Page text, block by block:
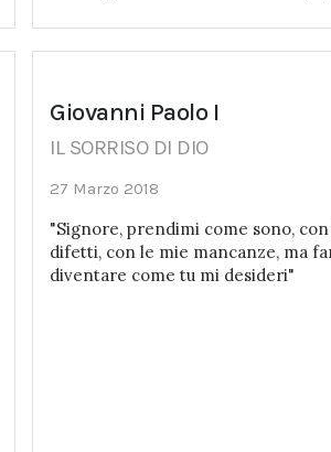
Giovanni Paolo I
IL SORRISO DI DIO
27 Marzo 2018
"Signore, prendimi come sono,
difetti, con le mie mancanze, ma
diventare come tu mi desideri"